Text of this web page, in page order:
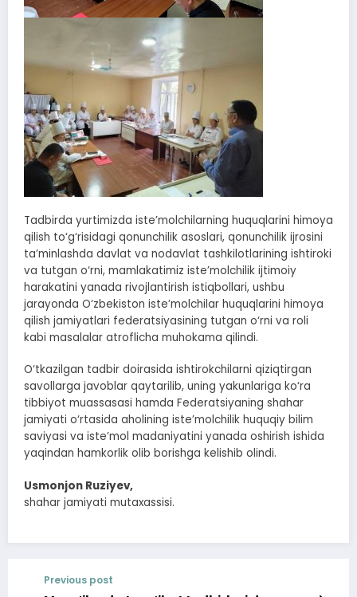
Tadbirda yurtimizda iste’molchilarning huquqlarini himoya
qilish to‘g‘risidagi qonunchilik asoslari, qonunchilik ijrosini
ta’minlashda davlat va nodavlat tashkilotlarining ishtiroki
va tutgan o‘rni, mamlakatimiz iste’molchilik ijtimoiy
harakatini yanada rivojlantirish istiqbollari, ushbu
jarayonda O‘zbekiston iste’molchilar huquqlarini himoya
qilish jamiyatlari federatsiyasining tutgan o‘rni va roli
kabi masalalar atroflicha muhokama qilindi.
O‘tkazilgan tadbir doirasida ishtirokchilarni qiziqtirgan
savollarga javoblar qaytarilib, uning yakunlariga ko‘ra
tibbiyot muassasasi hamda Federatsiyaning shahar
jamiyati o‘rtasida aholining iste’molchilik huquqiy bilim
saviyasi va iste’mol madaniyatini yanada oshirish ishida
yaqindan hamkorlik olib borishga kelishib olindi.
Usmonjon Ruziyev,
shahar jamiyati mutaxassisi.
Previous post